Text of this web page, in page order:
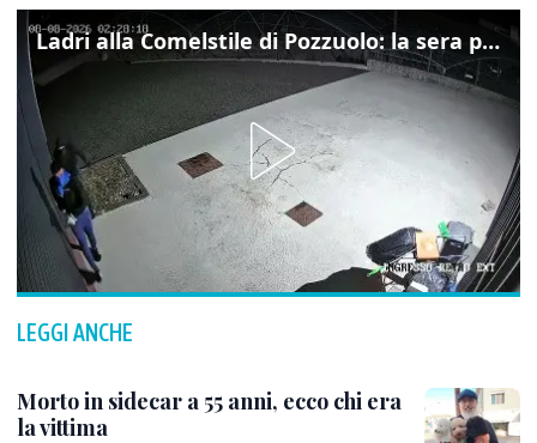
Ladri alla Comelstile di Pozzuolo: la sera prima il tentato furto a Buja, ecco le immagini
LEGGI ANCHE
Morto in sidecar a 55 anni, ecco chi era
la vittima